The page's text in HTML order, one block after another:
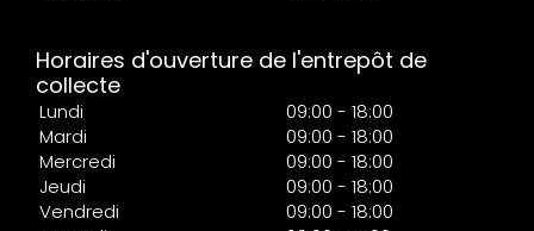
Horaires d'ouverture de l'entrepôt de
collecte
Lundi
09:00 - 18:00
Mardi
09:00 - 18:00
Mercredi
09:00 - 18:00
Jeudi
09:00 - 18:00
Vendredi
09:00 - 18:00